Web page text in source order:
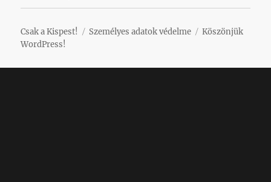
Csak a Kispest! Személyes adatok védelme
Köszönjük
WordPress!